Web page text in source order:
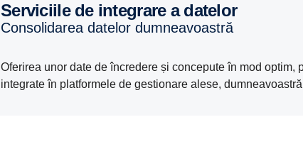
Serviciile de integrare a datelor
consolidarea datelor dumneavoastră
Oferirea unor date de încredere și concepute în mod
integrate în platformele de gestionare alese,